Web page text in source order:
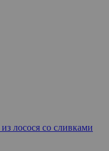
лосося со сливками